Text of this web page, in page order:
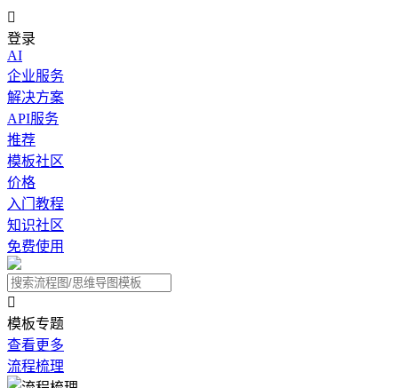

登录
AI
企业服务
解决方案
API服务
推荐
模板社区
价格
入门教程
知识社区
免费使用

模板专题
查看更多
流程梳理